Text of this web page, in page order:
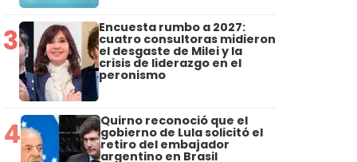
3 Encuesta rumbo a 2027:
cuatro consultoras midieron
el desgaste de Milei y la
crisis de liderazgo en el
peronismo
4 Quirno reconoció que el
gobierno de Lula solicitó el
retiro del embajador
argentino en Brasil